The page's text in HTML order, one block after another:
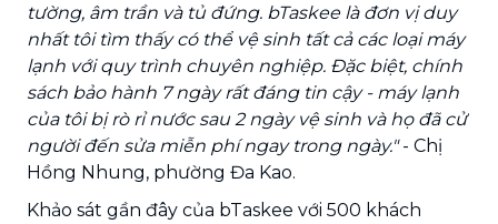
tường, âm trần và tủ đứng. bTaskee là đơn vị duy
nhất tôi tìm thấy có thể vệ sinh tất cả các loại máy
lạnh với quy trình chuyên nghiệp. Đặc biệt, chính
sách bảo hành 7 ngày rất đáng tin cậy - máy lạnh
của tôi bị rò rỉ nước sau 2 ngày vệ sinh và họ đã cử
người đến sửa miễn phí ngay trong ngày."- Chị
Hồng Nhung, phường Đa Kao.
Khảo sát gần đây của bTaskee với 500 khách